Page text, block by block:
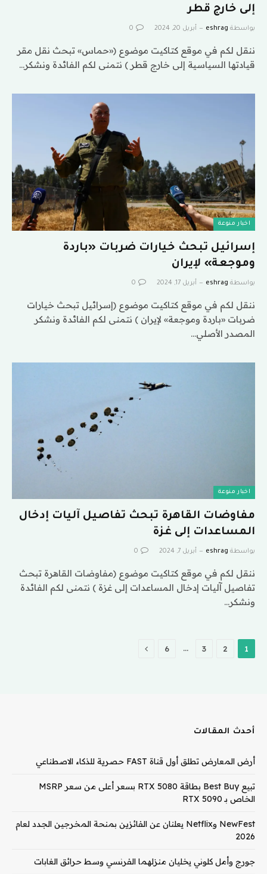
إلى خارج قطر
بواسطة eshrag أبريل 20, 2024 0
ننقل لكم في موقع كتاكيت موضوع («حماس» تبحث نقل مقر
قيادتها السياسية إلى خارج قطر ) نتمنى لكم الفائدة ونشكر…
اخبار منوعة
إسرائيل تبحث خيارات ضربات «باردة
وموجعة» لإيران
بواسطة eshrag أبريل 17, 2024 0
ننقل لكم في موقع كتاكيت موضوع (إسرائيل تبحث خيارات
ضربات «باردة وموجعة» لإيران ) نتمنى لكم الفائدة ونشكر
المصدر الأصلي…
اخبار منوعة
مفاوضات القاهرة تبحث تفاصيل آليات إدخال
المساعدات إلى غزة
بواسطة eshrag أبريل 7, 2024 0
ننقل لكم في موقع كتاكيت موضوع (مفاوضات القاهرة تبحث
تفاصيل آليات إدخال المساعدات إلى غزة ) نتمنى لكم الفائدة
ونشكر…
1
2
3
…
6 التالي
أحدث المقالات
أرض المعارض تطلق أول قناة FAST حصرية للذكاء الاصطناعي
تبيع Best Buy بطاقة RTX 5080 بسعر أعلى من سعر MSRP
الخاص بـ RTX 5090
NewFest وNetflix يعلنان عن الفائزين بمنحة المخرجين الجدد لعام
2026
جورج وأمل كلوني يخليان منزلهما الفرنسي وسط حرائق الغابات